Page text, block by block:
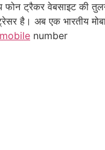
फोन ट्रैकर वेबसाइट की
है। अब एक भारतीय
number